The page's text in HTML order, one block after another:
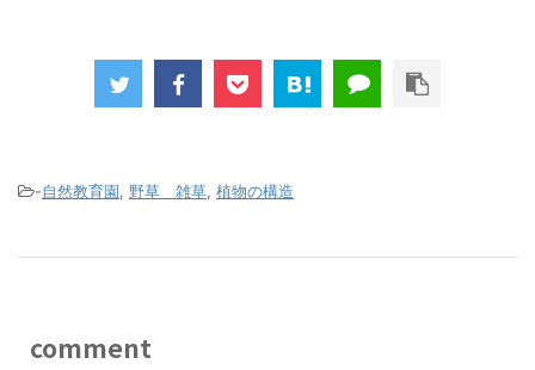
-自然教育園, 野草 雑草, 植物の構造
comment